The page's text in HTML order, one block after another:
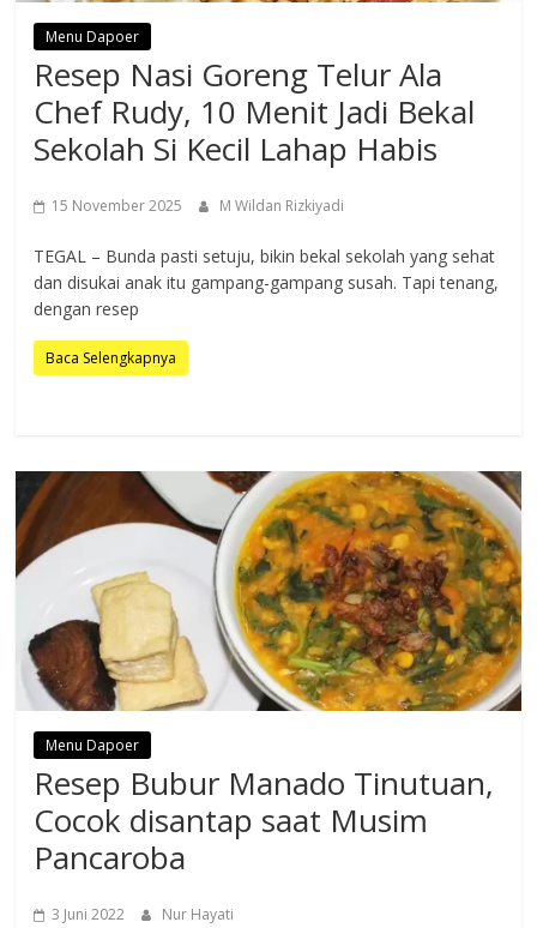
Menu Dapoer
Resep Nasi Goreng Telur Ala
Chef Rudy, 10 Menit Jadi Bekal
Sekolah Si Kecil Lahap Habis
15 November 2025 M Wildan Rizkiyadi
TEGAL – Bunda pasti setuju, bikin bekal sekolah yang sehat
dan disukai anak itu gampang-gampang susah. Tapi tenang,
dengan resep
Baca Selengkapnya
Menu Dapoer
Resep Bubur Manado Tinutuan,
Cocok disantap saat Musim
Pancaroba
3 Juni 2022 Nur Hayati